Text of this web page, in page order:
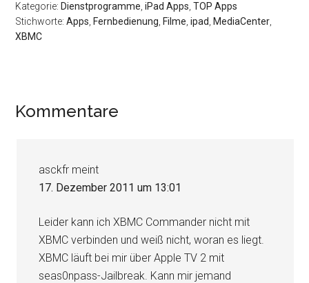
Kategorie: Dienstprogramme ,iPad Apps ,TOP Apps
Stichworte:Apps Fernbedienung Filme ,ipad MediaCenter
XBMC
Leser-
Kommentare
asckfr meint
17. Dezember 2011 um 13:01
Leider kann ich XBMC Commander nicht mit
XBMC verbinden und weiß nicht, woran es liegt.
XBMC läuft bei mir über Apple TV 2 mit
seas0npass-Jailbreak. Kann mir jemand